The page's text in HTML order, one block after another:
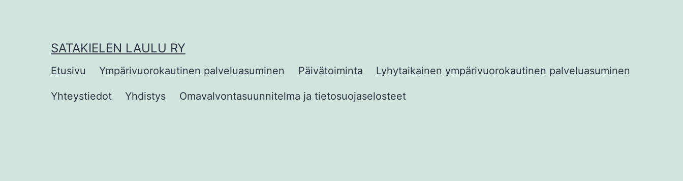
SATAKIELEN LAULU RY
Etusivu Ympärivuorokautinen palveluasuminen Päivätoiminta Lyhytaikainen ympärivuorokautinen palveluasuminen
Yhteystiedot Yhdistys Omavalvontasuunnitelma ja tietosuojaselosteet